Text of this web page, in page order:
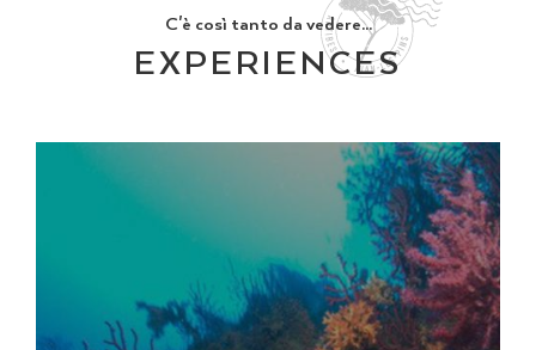
C'è così tanto da vedere...
EXPERIENCES